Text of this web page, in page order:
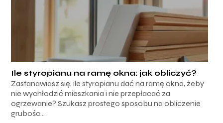
Ile styropianu na ramę okna: jak obliczyć?
Zastanawiasz się, ile styropianu dać na ramę okna, żeby
nie wychłodzić mieszkania i nie przepłacać za
ogrzewanie? Szukasz prostego sposobu na obliczenie
grubośc...